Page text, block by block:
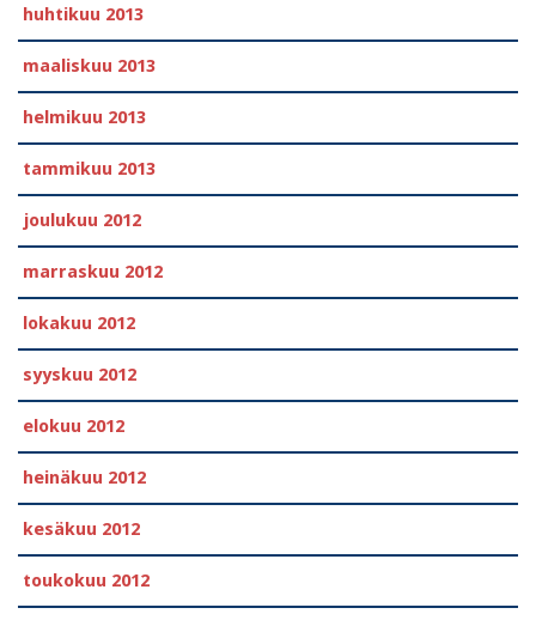
huhtikuu 2013
maaliskuu 2013
helmikuu 2013
tammikuu 2013
joulukuu 2012
marraskuu 2012
lokakuu 2012
syyskuu 2012
elokuu 2012
heinäkuu 2012
kesäkuu 2012
toukokuu 2012